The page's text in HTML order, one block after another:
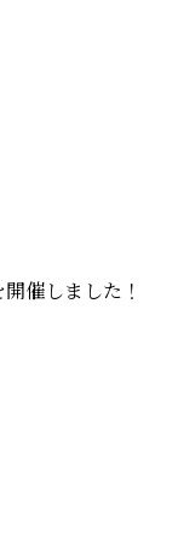
催しました！